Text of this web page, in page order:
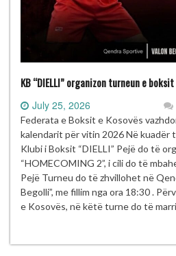
KB “DIELLI” organizon turneun e boksit
July 25, 2026
Federata e Boksit e Kosovës
kalendarit për vitin 2026 Në
Klubi i Boksit “DIELLI” Pejë do të
“HOMECOMING 2”, i cili do të
Pejë Turneu do të zhvillohet në
Begolli”, me fillim nga ora 18:30 .
e Kosovës, në këtë turne do të